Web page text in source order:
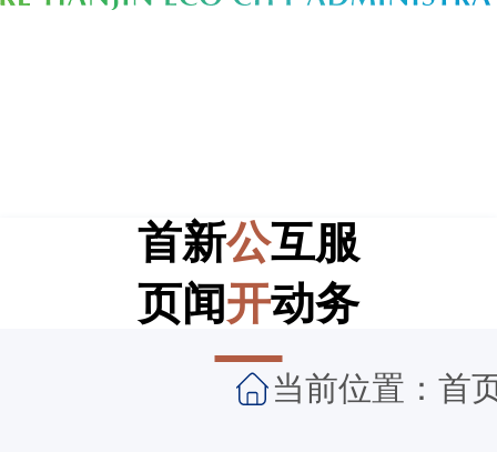
首
页
新
闻
公
开
互
动
服
务
当前位置： 首